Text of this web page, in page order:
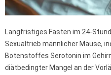
Langfristiges Fasten im 24-
Sexualtrieb männlicher Mäuse,
Botenstoffes Serotonin im
diätbedingter Mangel an der